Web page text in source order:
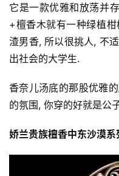
它是一款优雅和放荡并
+檀香木就有一种绿植
渣男香, 所以很挑人, 不
出社会的大学生.
香奈儿汤底的那股优雅
的氛围, 你穿的好就是公
娇兰贵族檀香中东沙漠系